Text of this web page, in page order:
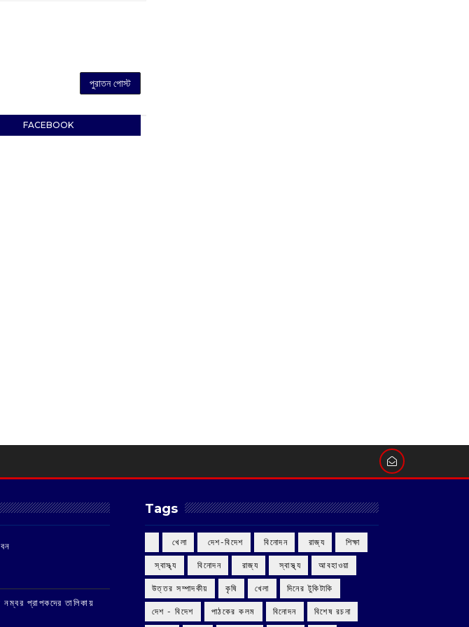
পুরাতন পোস্ট
FACEBOOK
নম্বর প্রাপকদের তালিকায়
Tags
‌ খেলা ‌ দেশ-বিদেশ ‌ বিনোদন ‌ রাজ্য ‌ শিক্ষা
‌ স্বাস্থ্য ‌ বিনোদন ‌ রাজ্য ‌ স্বাস্থ্য আবহাওয়া
উত্তর সম্পাদকীয় কৃষি খেলা দিনের টুকিটাকি
দেশ - বিদেশ পাঠকের কলম বিনোদন বিশেষ রচনা